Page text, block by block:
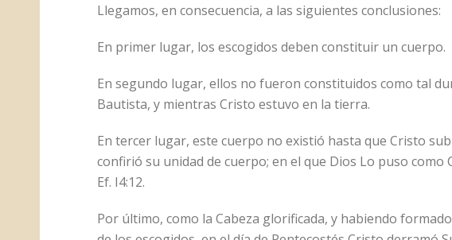
Llegamos, en consecuencia, a las siguientes conclusiones:
En primer lugar, los escogidos deben constituir un cuerpo.
En segundo lugar, ellos no fueron constituidos como tal
Bautista, y mientras Cristo estuvo en la tierra.
En tercer lugar, este cuerpo no existió hasta que Cristo
confirió su unidad de cuerpo; en el que Dios Lo puso
Ef. I4:12.
Por último, como la Cabeza glorificada, y habiendo